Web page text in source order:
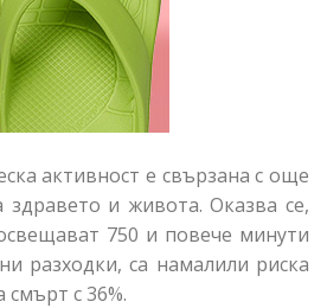
активност е свързана с още
здравето и живота. Оказва се,
750 и повече минути
разходки, са намалили риска
с 36%.